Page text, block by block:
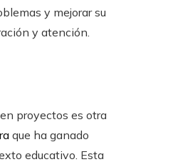
y mejorar su
y atención.
proyectos es otra
que ha ganado
educativo. Esta